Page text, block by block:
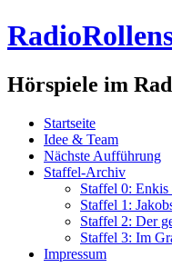
Hörspiele im
Startseite
Idee & Team
Nächste Aufführung
Staffel-Archiv
Staffel 0: Enkis
Staffel 1:
Staffel 2: Der
Staffel 3: Im
Impressum